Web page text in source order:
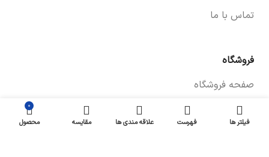
تماس با ما
فروشگاه
صفحه فروشگاه
شرایط پرداخت و ارسال
فیلتر ها فهرست علاقه مندی ها مقایسه
۰
محصول